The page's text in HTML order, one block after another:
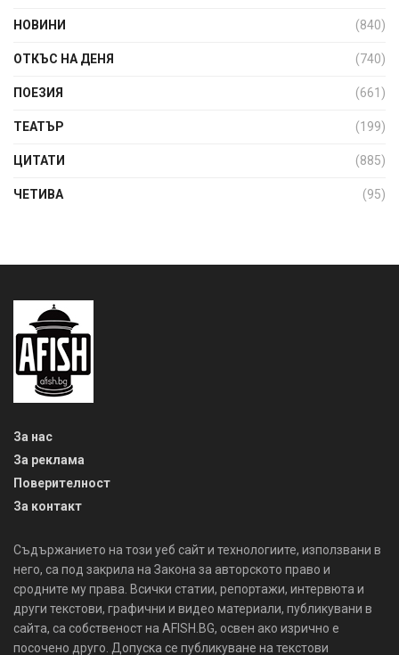
НОВИНИ (840)
ОТКЪС НА ДЕНЯ (740)
ПОЕЗИЯ (661)
ТЕАТЪР (199)
ЦИТАТИ (885)
ЧЕТИВА (95)
За нас
За реклама
Поверителност
За контакт
Съдържанието на този уеб сайт и технологиите, използвани в
него, са под закрила на Закона за авторското право и
сродните му права. Всички статии, репортажи, интервюта и
други текстови, графични и видео материали, публикувани в
сайта, са собственост на AFISH.BG, освен ако изрично е
посочено друго. Допуска се публикуване на текстови